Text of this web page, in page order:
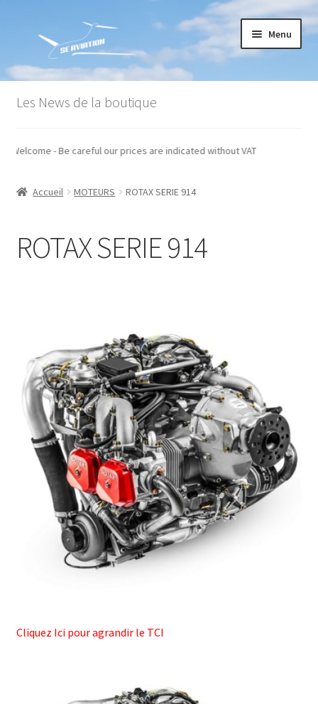
la
navigation
contenu
Menu
Accueil
Conditions générales de vente
Mon compte
Les News de la boutique
- Welcome - Be careful our prices are indicated without VAT
Accueil MOTEURS ROTAX SERIE 914
ROTAX SERIE 914
Cliquez Ici pour agrandir le TCI